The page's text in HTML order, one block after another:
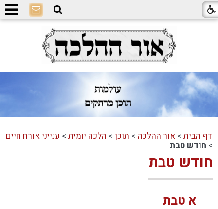
דף הבית >אור ההלכה > תוכן > הלכה יומית > ענייני אורח חיים
> חודש טבת
חודש טבת
א טבת